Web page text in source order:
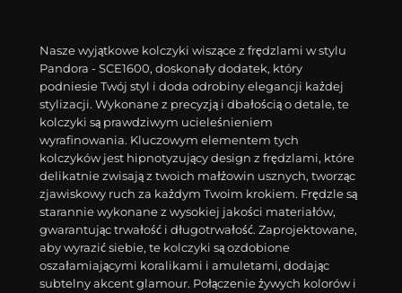
Nasze wyjątkowe kolczyki wiszące z frędzlami w stylu
Pandora - SCE1600, doskonały dodatek, który
podniesie Twój styl i doda odrobiny elegancji każdej
stylizacji. Wykonane z precyzją i dbałością o detale, te
kolczyki są prawdziwym ucieleśnieniem
wyrafinowania. Kluczowym elementem tych
kolczyków jest hipnotyzujący design z frędzlami, które
delikatnie zwisają z twoich małżowin usznych, tworząc
zjawiskowy ruch za każdym Twoim krokiem. Frędzle są
starannie wykonane z wysokiej jakości materiałów,
gwarantując trwałość i długotrwałość. Zaprojektowane,
aby wyrazić siebie, te kolczyki są ozdobione
oszałamiającymi koralikami i amuletami, dodając
subtelny akcent glamour. Połączenie żywych kolorów i